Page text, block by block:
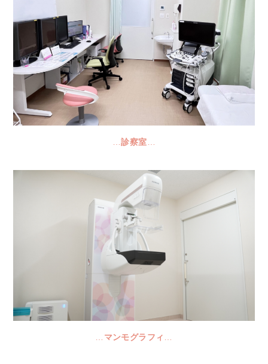
…診察室
マンモグラフィ